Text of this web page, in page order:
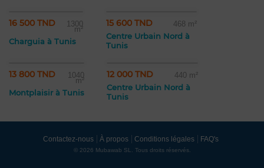
16 500 TND 1300
m²
Charguia à Tunis
15 600 TND 468 m²
Centre Urbain Nord à
Tunis
13 800 TND 1040
m²
Montplaisir à Tunis
12 000 TND 440 m²
Centre Urbain Nord à
Tunis
Contactez-nous À propos Conditions légales FAQ's
© 2026 Mubawab SL. Tous droits réservés.